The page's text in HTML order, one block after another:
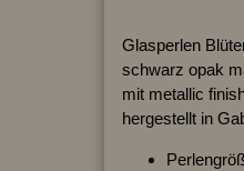
Glasperlen
schwarz opak
mit metallic
hergestellt in